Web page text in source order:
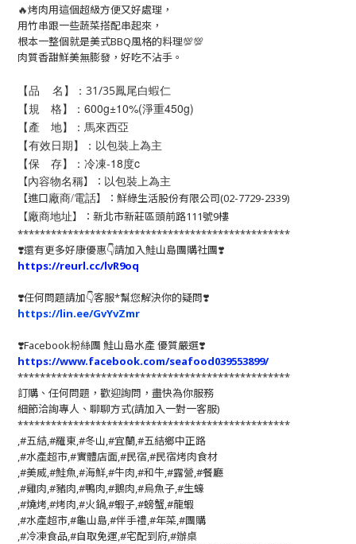
🔥烤肉用這個超級方便又好處理，
用竹串跟一些蔬菜搭配串起來，
根本一整個就是美式BBQ風格的料理💯💯
肉質香甜鮮美無膨發，好吃不沾手。
【品 名】： 31/35鳳尾白蝦仁
【規 格】：600g±10%(淨重450g)
【產 地】：馬來西亞
【有效日期】：以包裝上為主
【保 存】：冷凍-18度c
【內容物名稱】： 以包裝上為主
【進口廠商/電話】：鮮綠生活股份有限公司(02-7729-2339)
【廠商地址】：新北市新莊區頭前路111號9樓
*************************************************
❣️還有更多好康優惠👇請加入鮭山島團購社團❣️
https://reurl.cc/lvR9oq
❣️任何問題請加👇客服*幫您解決你的疑問❣️
https://lin.ee/GvYvZmr
❣️Facebook粉絲團 鮭山島水產 優質嚴選❣️
https://www.facebook.com/seafood039553899/
*************************************************
訂購、任何問題，歡迎詢問，盡快為你服務
細節洽詢專人、聊聊方式(請加入一對一客服)
*************************************************
,#五結,#羅東,#冬山,#宜蘭,#五結鄉中正路
,#水產超市,#實體店面,#民宿,#民宿烤肉食材
,#美威,#鮭魚,#海鮮,#牛肉,#和牛,#露營,#餐廳
,#雞肉,#豬肉,#鴨肉,#鵝肉,#烏魚子,#生蠔
,#燒烤,#烤肉,#火鍋,#蝦子,#螃蟹,#龍蝦
,#水產超市,#龜山島,#伴手禮,#年菜,#團購
,#冷凍食品,#自取免運,#宅配到府,#辦桌